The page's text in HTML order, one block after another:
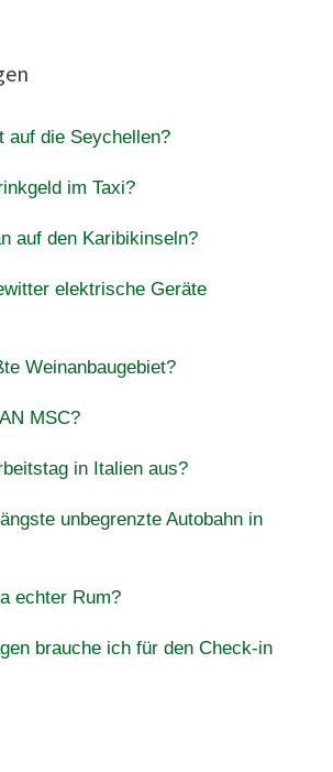
auf die Seychellen?
im Taxi?
auf den Karibikinseln?
elektrische Geräte
Weinanbaugebiet?
MSC?
in Italien aus?
unbegrenzte Autobahn in
echter Rum?
brauche ich für den Check-in